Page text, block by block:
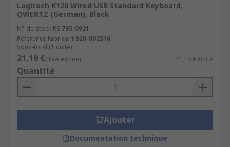
Logitech K120 Wired USB Standard Keyboard,
QWERTZ (German), Black
N° de stock RS 795-0921
Référence fabricant 920-002516
Sous-total (1 unité)
21,19 €(TVA exclue) 21,19 €/unité
Quantité
Ajouter
Documentation technique